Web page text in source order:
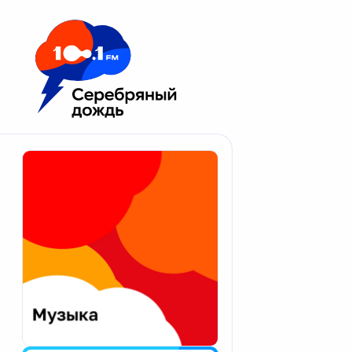
Москва 100.1 FM
Апатиты
Екатеринбург
Калининград
Калуга